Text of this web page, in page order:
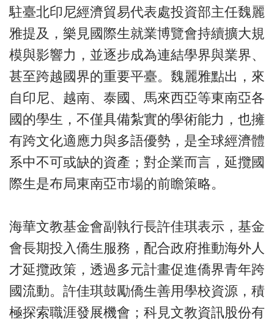
駐臺北印尼經濟貿易代表處投資部主任魏麗
雅提及，樂見國際生就業博覽會持續擴大規
模與影響力，並逐步成為連結學界與業界、
甚至跨越國界的重要平臺。魏麗雅點出，來
自印尼、越南、泰國、馬來西亞等東南亞各
國的學生，不僅具備紮實的學術能力，也擁
有跨文化適應力與多語優勢，是全球經濟體
系中不可或缺的資產；對企業而言，延攬國
際生是布局東南亞市場的前瞻策略。
海華文教基金會副執行長許佳琪表示，基金
會長期投入僑生服務，配合政府推動海外人
才延攬政策，透過多元計畫促進僑界青年跨
國流動。許佳琪鼓勵僑生善用學校資源，積
極探索職涯發展機會；科見文教資訊股份有